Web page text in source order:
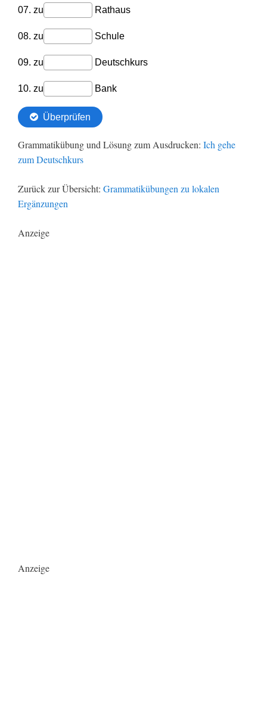
Grammatikübung und Lösung zum Ausdrucken: Ich gehe
zum Deutschkurs
Zurück zur Übersicht: Grammatikübungen zu lokalen
Ergänzungen
Anzeige
Anzeige